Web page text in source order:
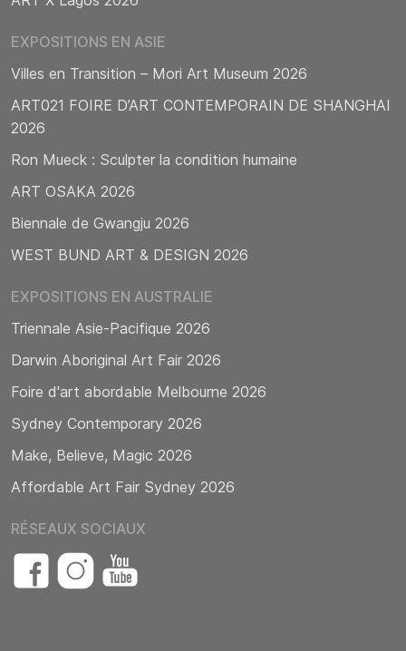
EXPOSITIONS EN ASIE
Villes en Transition – Mori Art Museum 2026
ART021 FOIRE D’ART CONTEMPORAIN DE SHANGHAI
2026
Ron Mueck : Sculpter la condition humaine
ART OSAKA 2026
Biennale de Gwangju 2026
WEST BUND ART & DESIGN 2026
EXPOSITIONS EN AUSTRALIE
Triennale Asie-Pacifique 2026
Darwin Aboriginal Art Fair 2026
Foire d'art abordable Melbourne 2026
Sydney Contemporary 2026
Make, Believe, Magic 2026
Affordable Art Fair Sydney 2026
RÉSEAUX SOCIAUX